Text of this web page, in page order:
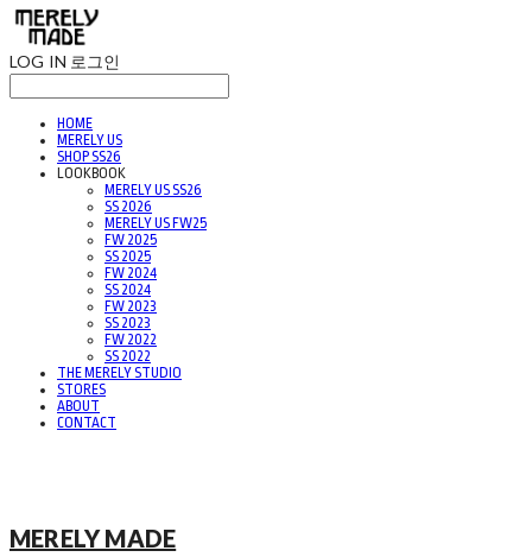
LOG IN 로그인
HOME
MERELY US
SHOP SS26
LOOKBOOK
MERELY US SS26
SS 2026
MERELY US FW25
FW 2025
SS 2025
FW 2024
SS 2024
FW 2023
SS 2023
FW 2022
SS 2022
THE MERELY STUDIO
STORES
ABOUT
CONTACT
MERELY MADE